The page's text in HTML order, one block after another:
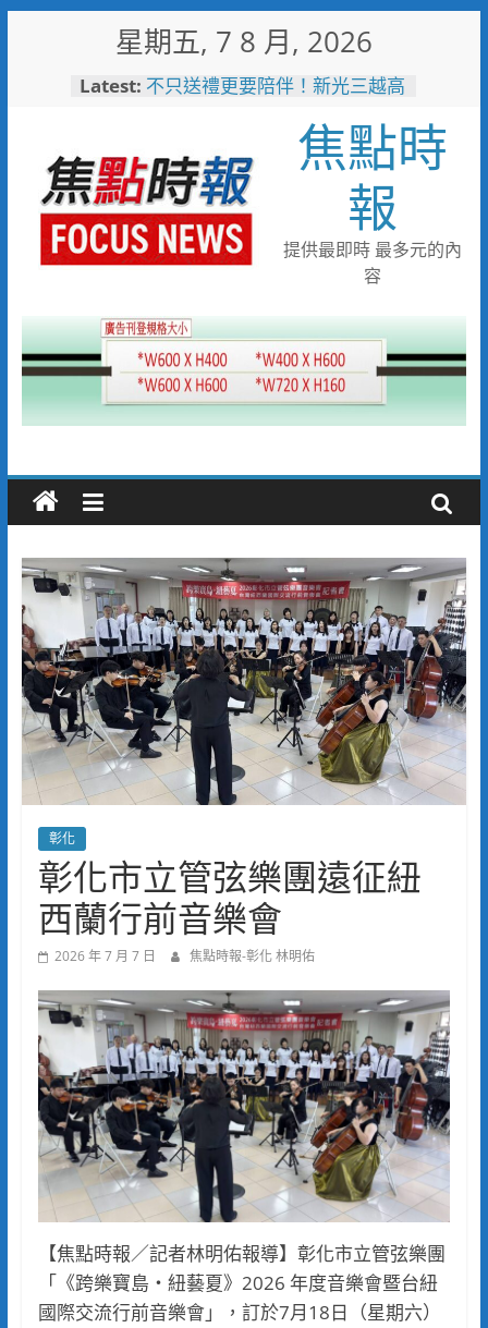
星期五, 7 8 月, 2026
Latest: 不只送禮更要陪伴！新光三越高
家庭體驗成熱門首選
台中市代表隊在花蓮綻放青春與
夢想 2026國際少年運動會勇奪
8金6銀6銅
宜蘭童玩節玩水後吃什麼？礁溪
「動涮」宜蘭獨家溫體牛、豬、
羊、雞 父親節聚餐新選擇
詐團收水手現身就栽了！前鎮警
黑手
臺東縣政府邀您「2026台東最
美星空」父親節帶爸爸追星去！
焦點時
報
提供最即時 最多元的內
容
彰化
彰化市立管弦樂團遠征紐
西蘭行前音樂會
2026 年 7 月 7 日 焦點時報-彰化 林明佑
【焦點時報／記者林明佑報導】彰化市立管弦樂團
「《跨樂寶島・紐藝夏》2026 年度音樂會暨台紐
國際交流行前音樂會」，訂於7月18日（星期六）